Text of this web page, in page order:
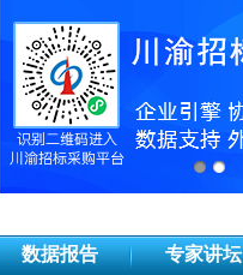
数据报告 专家讲坛